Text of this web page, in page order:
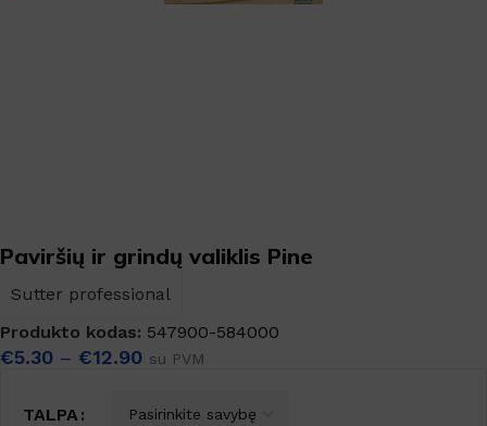
Paviršių ir grindų valiklis Pine
Sutter professional
Produkto kodas: 547900-584000
€5.30 – €12.90 su PVM
TALPA